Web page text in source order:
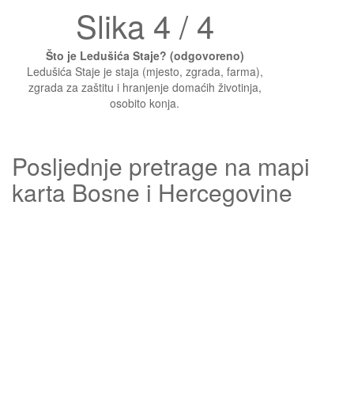
Slika 4 / 4
Što je Ledušića Staje? (odgovoreno)
Ledušića Staje je staja (mjesto, zgrada, farma),
zgrada za zaštitu i hranjenje domaćih životinja,
osobito konja.
Posljednje pretrage na mapi
karta Bosne i Hercegovine